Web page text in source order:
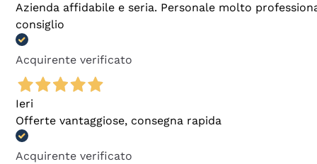
Azienda affidabile e seria. Personale molto
consiglio
Acquirente verificato
Ieri
Offerte vantaggiose, consegna rapida
Acquirente verificato